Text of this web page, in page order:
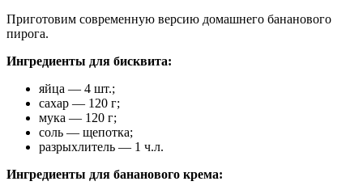
Приготовим современную версию домашнего бананового
пирога.
Ингредиенты для бисквита:
яйца — 4 шт.;
сахар — 120 г;
мука — 120 г;
соль — щепотка;
разрыхлитель — 1 ч.л.
Ингредиенты для бананового крема: